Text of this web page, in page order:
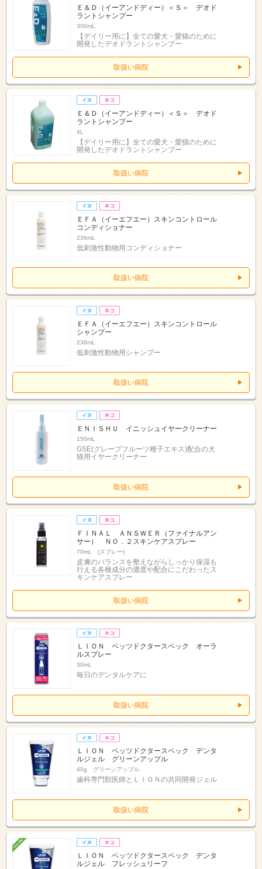
Ｅ＆Ｄ（イーアンドディー）＜Ｓ＞ デオド
ラントシャンプー
300mL
【デイリー用に】全ての愛犬・愛猫のために
開発したデオドラントシャンプー
取扱い病院
Ｅ＆Ｄ（イーアンドディー）＜Ｓ＞ デオド
ラントシャンプー
4L
【デイリー用に】全ての愛犬・愛猫のために
開発したデオドラントシャンプー
取扱い病院
ＥＦＡ（イーエフエー）スキンコントロール
コンディショナー
236mL
低刺激性動物用コンディショナー
取扱い病院
ＥＦＡ（イーエフエー）スキンコントロール
シャンプー
236mL
低刺激性動物用シャンプー
取扱い病院
ＥＮＩＳＨＵ イニッシュイヤークリーナー
150mL
GSE(グレープフルーツ種子エキス)配合の犬
猫用イヤークリーナー
取扱い病院
ＦＩＮＡＬ ＡＮＳＷＥＲ（ファイナルアン
サー） ＮＯ．２スキンケアスプレー
70mL (スプレー)
皮膚のバランスを整えながらしっかり保湿も
行える各種成分の濃度や配合にこだわったス
キンケアスプレー
取扱い病院
ＬＩＯＮ ベッツドクタースペック オーラ
ルスプレー
30mL
毎日のデンタルケアに
取扱い病院
ＬＩＯＮ ベッツドクタースペック デンタ
ルジェル グリーンアップル
40g グリーンアップル
歯科専門獣医師とＬＩＯＮの共同開発ジェル
取扱い病院
ＬＩＯＮ ベッツドクタースペック デンタ
ルジェル フレッシュリーフ